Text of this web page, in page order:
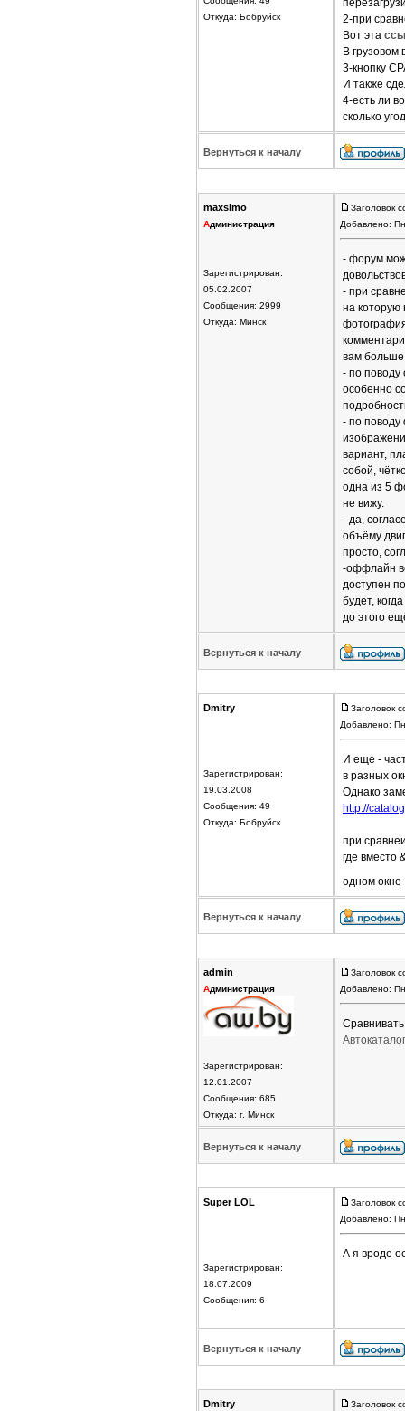
Откуда: Бобруйск
2-при
Вот эта
В грузовом
3-кнопку
И также
4-есть ли
сколько
Вернуться к началу
maxsimo
Администрация
Зарегистрирован:
05.02.2007
Сообщения: 2999
Откуда: Минск
Заголовок
Добавлено:
- форум
- при
на которую
вам больше
- по поводу
особенно
- по поводу
вариант,
собой,
одна из 5
не вижу.
- да,
объёму
просто,
-оффлайн
доступен
будет,
до этого
Вернуться к началу
Dmitry
Зарегистрирован:
19.03.2008
Сообщения: 49
Откуда: Бобруйск
Заголовок
Добавлено:
И еще -
в разных
Однако
http://
при
где вместо
одном окне
Вернуться к началу
admin
Администрация
Зарегистрирован:
12.01.2007
Сообщения: 685
Откуда: г. Минск
Заголовок
Добавлено:
Вернуться к началу
Super LOL
Зарегистрирован:
18.07.2009
Сообщения: 6
Заголовок
Добавлено:
А я вроде
Вернуться к началу
Dmitry
Заголовок